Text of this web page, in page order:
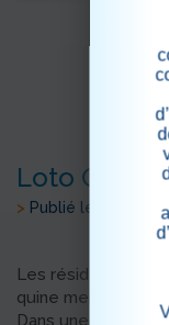
Loto Quine
> Publié le 19/06/
Les résidents ont
quine mensuel,
Dans une